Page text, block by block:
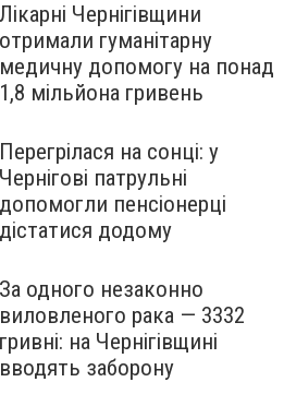
Лікарні Чернігівщини
отримали гуманітарну
медичну допомогу на понад
1,8 мільйона гривень
Перегрілася на сонці: у
Чернігові патрульні
допомогли пенсіонерці
дістатися додому
За одного незаконно
виловленого рака — 3332
гривні: на Чернігівщині
вводять заборону